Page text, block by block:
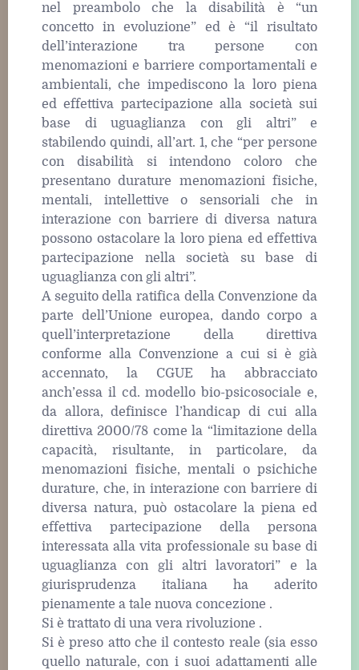
nel preambolo che la disabilità è “un
concetto in evoluzione” ed è “il risultato
dell’interazione tra persone con
menomazioni e barriere comportamentali e
ambientali, che impediscono la loro piena
ed effettiva partecipazione alla società sui
base di uguaglianza con gli altri” e
stabilendo quindi, all’art. 1, che “per persone
con disabilità si intendono coloro che
presentano durature menomazioni fisiche,
mentali, intellettive o sensoriali che in
interazione con barriere di diversa natura
possono ostacolare la loro piena ed effettiva
partecipazione nella società su base di
uguaglianza con gli altri”.
A seguito della ratifica della Convenzione da
parte dell’Unione europea, dando corpo a
quell’interpretazione della direttiva
conforme alla Convenzione a cui si è già
accennato, la CGUE ha abbracciato
anch’essa il cd. modello bio-psicosociale e,
da allora, definisce l’handicap di cui alla
direttiva 2000/78 come la “limitazione della
capacità, risultante, in particolare, da
menomazioni fisiche, mentali o psichiche
durature, che, in interazione con barriere di
diversa natura, può ostacolare la piena ed
effettiva partecipazione della persona
interessata alla vita professionale su base di
uguaglianza con gli altri lavoratori” e la
giurisprudenza italiana ha aderito
pienamente a tale nuova concezione .
Si è trattato di una vera rivoluzione .
Si è preso atto che il contesto reale (sia esso
quello naturale, con i suoi adattamenti alle